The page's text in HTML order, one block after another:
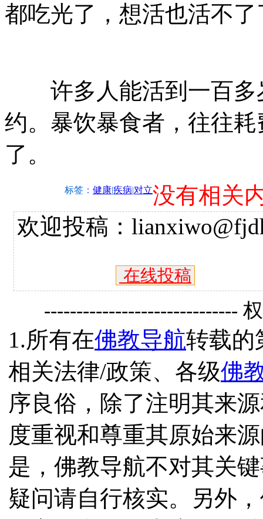
都吃光了，想活也活不了
许多人能活到一百多
约。暴饮暴食者，往往
了。
标签： 健康|疾病|对立没有相关
欢迎投稿：
在线投稿
------------------------------
1.所有在佛教导航转载的
相关法律/政策、各级佛
序良俗，除了注明其来
度重视和尊重其原始来
是，佛教导航不对其关
疑问请自行核实。另外